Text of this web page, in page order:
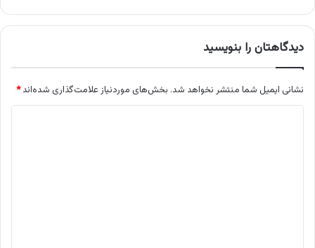
دیدگاهتان را بنویسید
نشانی ایمیل شما منتشر نخواهد شد. بخش‌های موردنیاز علامت‌گذاری شده‌اند*